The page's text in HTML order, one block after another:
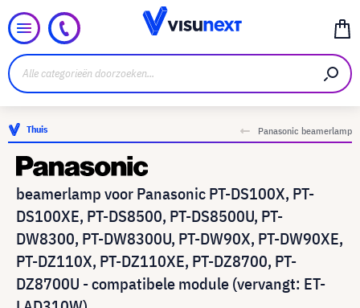
Thuis Panasonic beamerlamp
beamerlamp voor Panasonic PT-DS100X, PT-
DS100XE, PT-DS8500, PT-DS8500U, PT-
DW8300, PT-DW8300U, PT-DW90X, PT-DW90XE,
PT-DZ110X, PT-DZ110XE, PT-DZ8700, PT-
DZ8700U - compatibele module (vervangt: ET-